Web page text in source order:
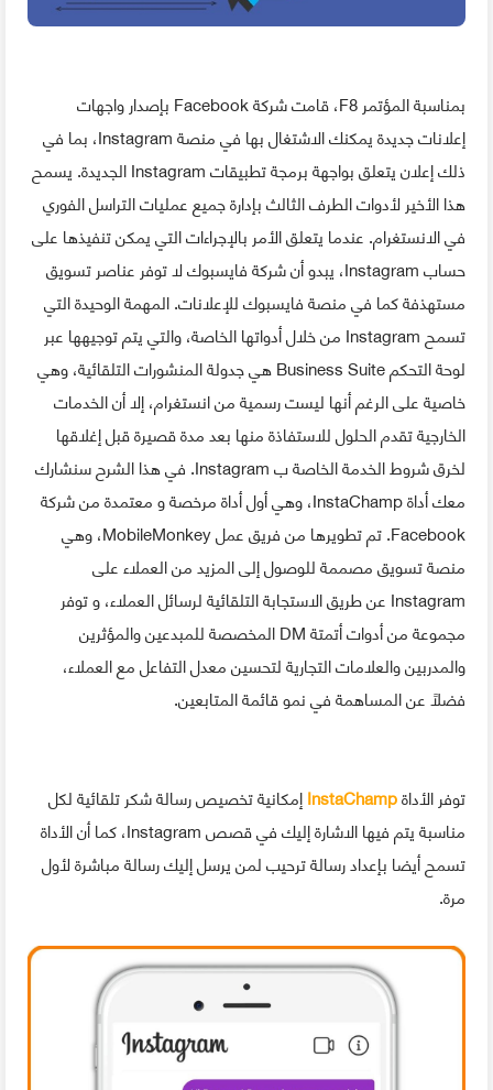
بمناسبة المؤتمر F8، قامت شركة Facebook بإصدار واجهات
إعلانات جديدة يمكنك الاشتغال بها في منصة Instagram، بما في
ذلك إعلان يتعلق بواجهة برمجة تطبيقات Instagram الجديدة. يسمح
هذا الأخير لأدوات الطرف الثالث بإدارة جميع عمليات التراسل الفوري
في الانستغرام. عندما يتعلق الأمر بالإجراءات التي يمكن تنفيذها على
حساب Instagram، يبدو أن شركة فايسبوك لا توفر عناصر تسويق
مستهذفة كما في منصة فايسبوك للإعلانات. المهمة الوحيدة التي
تسمح Instagram من خلال أدواتها الخاصة، والتي يتم توجيهها عبر
لوحة التحكم Business Suite هي جدولة المنشورات التلقائية، وهي
خاصية على الرغم أنها ليست رسمية من انستغرام، إلا أن الخدمات
الخارجية تقدم الحلول للاستفاذة منها بعد مدة قصيرة قبل إغلاقها
لخرق شروط الخدمة الخاصة ب Instagram. في هذا الشرح سنشارك
معك أداة InstaChamp، وهي أول أداة مرخصة و معتمدة من شركة
Facebook. تم تطويرها من فريق عمل MobileMonkey، وهي
منصة تسويق مصممة للوصول إلى المزيد من العملاء على
Instagram عن طريق الاستجابة التلقائية لرسائل العملاء، و توفر
مجموعة من أدوات أتمتة DM المخصصة للمبدعين والمؤثرين
والمدربين والعلامات التجارية لتحسين معدل التفاعل مع العملاء،
فضلاً عن المساهمة في نمو قائمة المتابعين.
توفر الأداةInstaChampإمكانية تخصيص رسالة شكر تلقائية لكل
مناسبة يتم فيها الاشارة إليك في قصص Instagram، كما أن الأداة
تسمح أيضا بإعداد رسالة ترحيب لمن يرسل إليك رسالة مباشرة لأول
مرة.